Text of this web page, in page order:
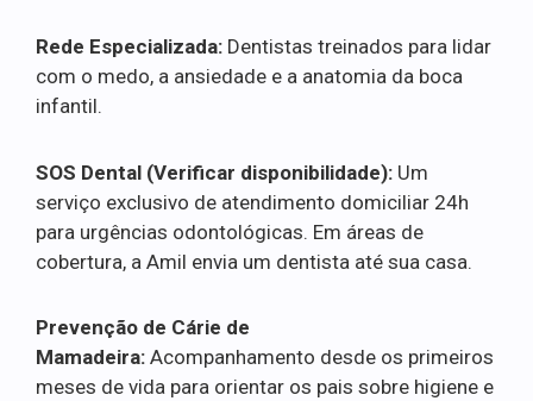
Rede Especializada: Dentistas treinados para lidar
com o medo, a ansiedade e a anatomia da boca
infantil.
SOS Dental (Verificar disponibilidade): Um
serviço exclusivo de atendimento domiciliar 24h
para urgências odontológicas. Em áreas de
cobertura, a Amil envia um dentista até sua casa.
Prevenção de Cárie de
Mamadeira: Acompanhamento desde os primeiros
meses de vida para orientar os pais sobre higiene e